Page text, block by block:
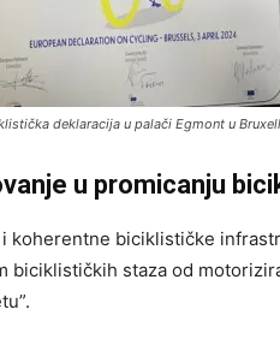
deklaracija u palači Egmont u
u promicanju
koherentne biciklističke
biciklističkih staza od